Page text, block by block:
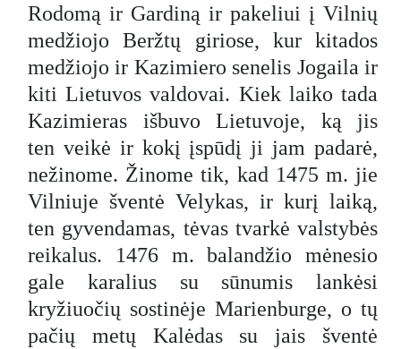
Rodomą ir Gardiną ir pakeliui į Vilnių
medžiojo Beržtų giriose, kur kitados
medžiojo ir Kazimiero senelis Jogaila ir
kiti Lietuvos valdovai. Kiek laiko tada
Kazimieras išbuvo Lietuvoje, ką jis
ten veikė ir kokį įspūdį ji jam padarė,
nežinome. Žinome tik, kad 1475 m. jie
Vilniuje šventė Velykas, ir kurį laiką,
ten gyvendamas, tėvas tvarkė valstybės
reikalus. 1476 m. balandžio mėnesio
gale karalius su sūnumis lankėsi
kryžiuočių sostinėje Marienburge, o tų
pačių metų Kalėdas su jais šventė